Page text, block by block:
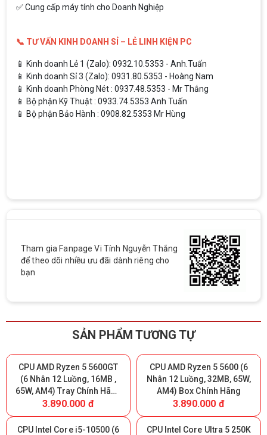
✅ Cung cấp máy tính cho Doanh Nghiệp
📞 TƯ VẤN KINH DOANH SỈ – LẺ LINH KIỆN PC
📱 Kinh doanh Lẻ 1 (Zalo): 0932.10.5353 - Anh.Tuấn
📱 Kinh doanh Sỉ 3 (Zalo): 0931.80.5353 - Hoàng Nam
📱 Kinh doanh Phòng Nét : 0937.48.5353 - Mr Thắng
📱 Bộ phận Kỹ Thuật : 0933.74.5353 Anh Tuấn
📱 Bộ phận Bảo Hành : 0908.82.5353 Mr Hùng
Tham gia Fanpage Vi Tính Nguyễn Thắng
để theo dõi nhiều ưu đãi dành riêng cho
bạn
SẢN PHẨM TƯƠNG TỰ
CPU AMD Ryzen 5 5600GT
(6 Nhân 12 Luồng, 16MB ,
65W, AM4) Tray Chính Hãng
(MPK)
3.890.000 đ
CPU AMD Ryzen 5 5600 (6
Nhân 12 Luồng, 32MB, 65W,
AM4) Box Chính Hãng
3.890.000 đ
CPU Intel Core i5-10500 (6
CPU Intel Core Ultra 5 250K